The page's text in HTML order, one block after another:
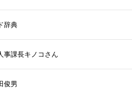
辞典
事課長キノコさん
俊男